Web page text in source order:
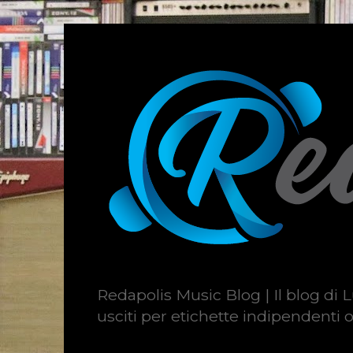
Redapolis Music Blog | Il blog di
usciti per etichette indipendenti